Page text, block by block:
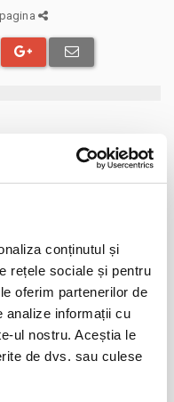
conținutul și
rețele sociale și pentru
oferim partenerilor de
analize informații cu
ul nostru. Aceștia le
de dvs. sau culese
01
05
iun